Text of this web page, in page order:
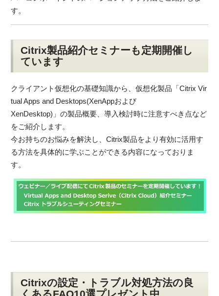
す。
Citrix製品紹介セミナーも定期開催し
ています
クライアント仮想化の基礎知識から、仮想化製品「Citrix Vir
tual Apps and Desktops(XenAppおよび
XenDesktop)」の製品概要、導入検討時に注意すべき点など
をご紹介します。
今お持ちのお悩みを解決し、Citrix製品をより有効に活用す
る方法を具体的に学ぶことができる内容になっておりま
す。
Citrixの設定・トラブル対処方法の良